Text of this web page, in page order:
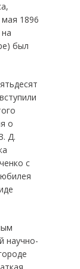
мая 1896
был
о
Д.
с
научно-